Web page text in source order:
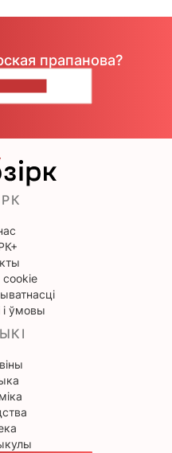
прапанова?
cookie
і ўмовы